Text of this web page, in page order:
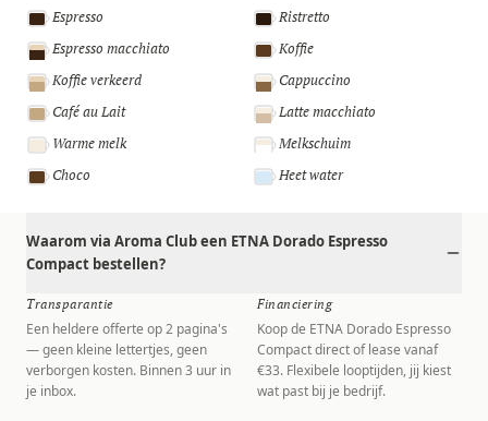
Espresso
Ristretto
Espresso macchiato
Koffie
Koffie verkeerd
Cappuccino
Café au Lait
Latte macchiato
Warme melk
Melkschuim
Choco
Heet water
Waarom via Aroma Club een ETNA Dorado Espresso
Compact bestellen?
Transparantie
Een heldere offerte op 2 pagina's
— geen kleine lettertjes, geen
verborgen kosten. Binnen 3 uur in
je inbox.
Financiering
Koop de ETNA Dorado Espresso
Compact direct of lease vanaf
€33. Flexibele looptijden, jij kiest
wat past bij je bedrijf.